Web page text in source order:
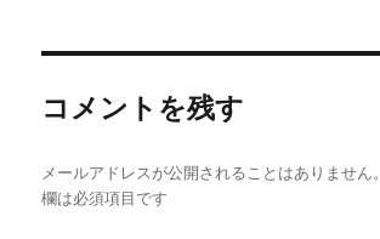
コメントを残す
メールアドレスが公開されることはありません。
欄は必須項目です